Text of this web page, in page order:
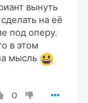
вынуть
на её
под оперу.
в этом
мысль
0